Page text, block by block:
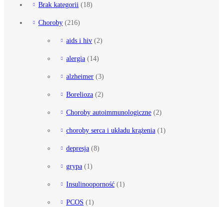
Brak kategorii (18)
Choroby (216)
aids i hiv (2)
alergia (14)
alzheimer (3)
Borelioza (2)
Choroby autoimmunologiczne (2)
choroby serca i układu krążenia (1)
depresja (8)
grypa (1)
Insulinooporność (1)
PCOS (1)